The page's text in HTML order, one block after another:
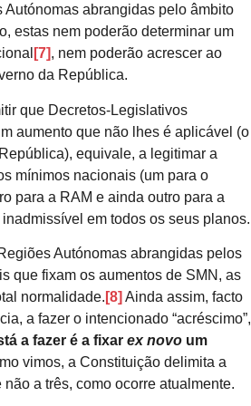
abrangidas pelo âmbito
estas nem poderão determinar um
[7], nem poderão acrescer ao
da República.
que Decretos-Legislativos
aumento que não lhes é aplicável (o
equivale, a legitimar a
mínimos nacionais (um para o
para a RAM e ainda outro para a
em todos os seus planos.
Autónomas abrangidas pelos
que fixam os aumentos de SMN, as
normalidade. [8] Ainda assim, facto
a fazer o intencionado “acréscimo”,
a fazer é a fixar ex novo um
vimos, a Constituição delimita a
a três, como ocorre atualmente.